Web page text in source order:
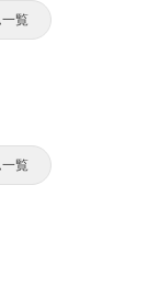
覧
覧